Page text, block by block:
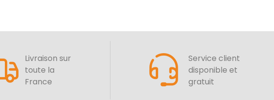
Livraison sur
toute la
France
Service client
disponible et
gratuit